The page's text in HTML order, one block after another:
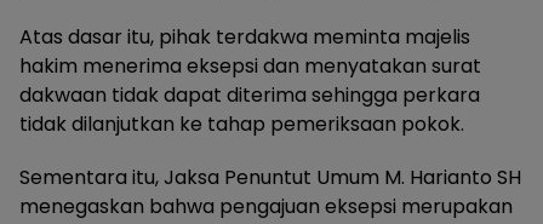
Atas dasar itu, pihak terdakwa meminta majelis
hakim menerima eksepsi dan menyatakan surat
dakwaan tidak dapat diterima sehingga perkara
tidak dilanjutkan ke tahap pemeriksaan pokok.
Sementara itu, Jaksa Penuntut Umum M. Harianto SH
menegaskan bahwa pengajuan eksepsi merupakan